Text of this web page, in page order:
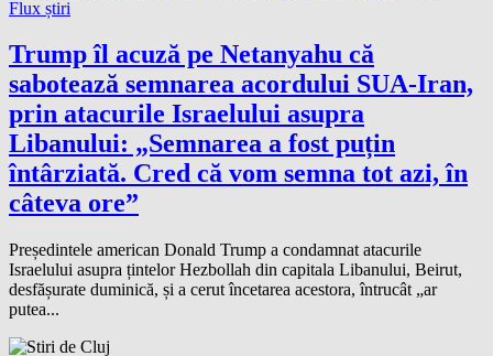
Flux știri
Trump îl acuză pe Netanyahu că
sabotează semnarea acordului SUA-Iran,
prin atacurile Israelului asupra
Libanului: „Semnarea a fost puțin
întârziată. Cred că vom semna tot azi, în
câteva ore”
Președintele american Donald Trump a condamnat atacurile
Israelului asupra țintelor Hezbollah din capitala Libanului, Beirut,
desfășurate duminică, și a cerut încetarea acestora, întrucât „ar
putea...